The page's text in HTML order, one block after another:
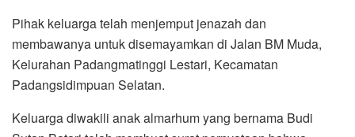
Pihak keluarga telah menjemput jenazah dan
membawanya untuk disemayamkan di Jalan BM Muda,
Kelurahan Padangmatinggi Lestari, Kecamatan
Padangsidimpuan Selatan.
Keluarga diwakili anak almarhum yang bernama Budi